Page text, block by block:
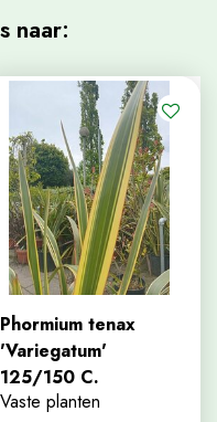
naar:
Phormium tenax
'Variegatum'
125/150 C.
Vaste planten